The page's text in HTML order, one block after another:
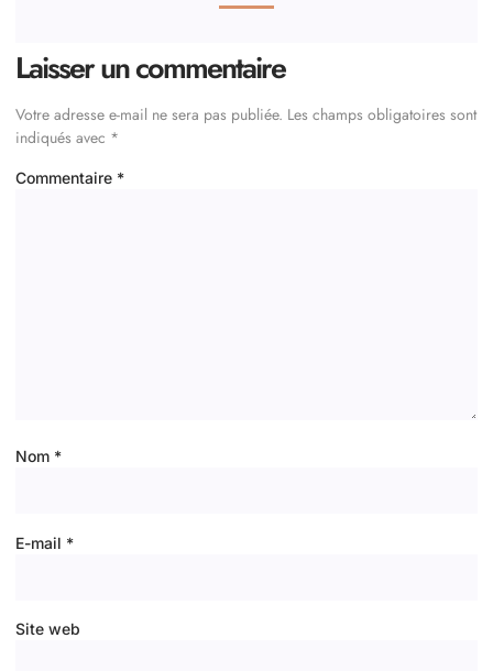
Laisser un commentaire
Votre adresse e-mail ne sera pas publiée. Les champs obligatoires sont
indiqués avec *
Commentaire *
Nom *
E-mail *
Site web